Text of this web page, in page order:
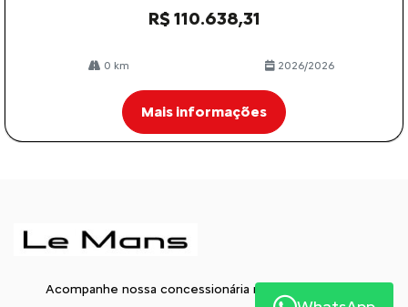
R$ 110.638,31
0 km 2026/2026
Mais informações
Acompanhe nossa concessionária nas Redes Sociais: